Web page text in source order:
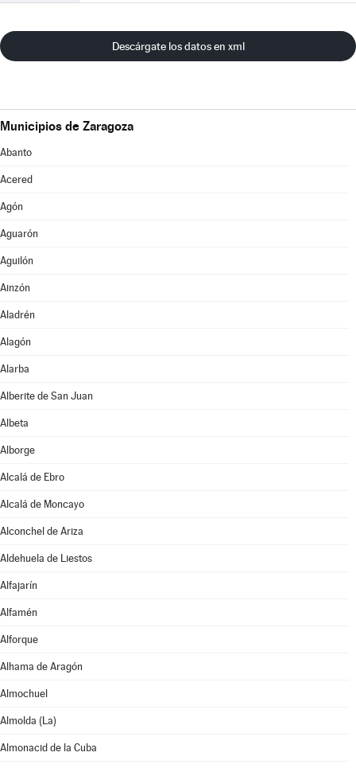
Descárgate los datos en xml
Municipios de Zaragoza
Abanto
Acered
Agón
Aguarón
Aguilón
Ainzón
Aladrén
Alagón
Alarba
Alberite de San Juan
Albeta
Alborge
Alcalá de Ebro
Alcalá de Moncayo
Alconchel de Ariza
Aldehuela de Liestos
Alfajarín
Alfamén
Alforque
Alhama de Aragón
Almochuel
Almolda (La)
Almonacid de la Cuba